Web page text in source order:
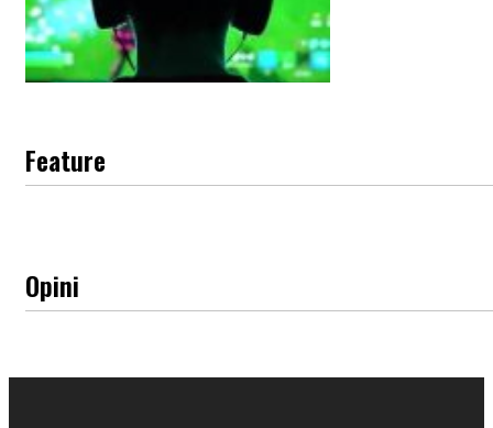
Feature
Opini